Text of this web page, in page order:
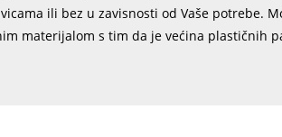
ili bez u zavisnosti od Vaše potrebe.
materijalom s tim da je većina plastičnih